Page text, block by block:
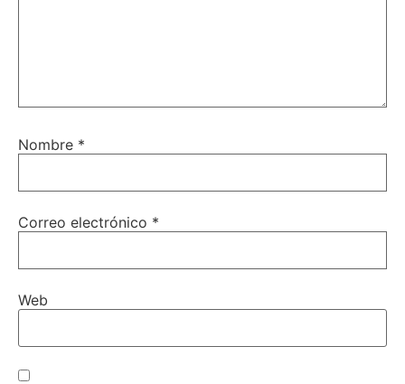
Nombre *
Correo electrónico *
Web